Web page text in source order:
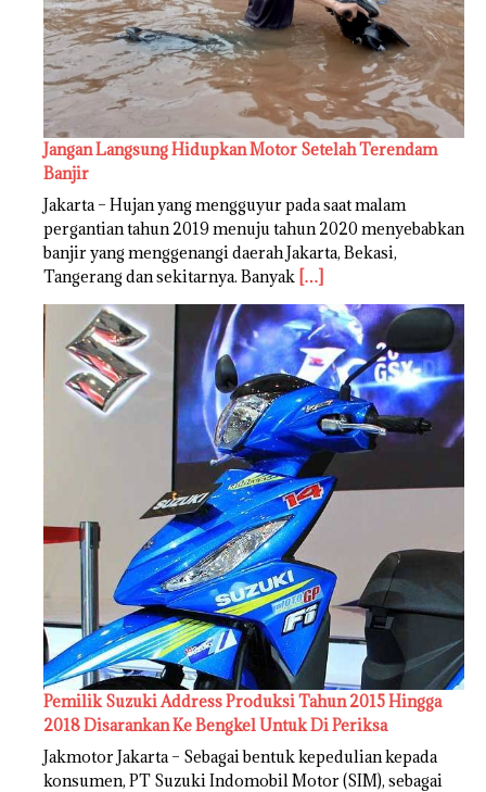
Jangan Langsung Hidupkan Motor Setelah Terendam
Banjir
Jakarta – Hujan yang mengguyur pada saat malam
pergantian tahun 2019 menuju tahun 2020 menyebabkan
banjir yang menggenangi daerah Jakarta, Bekasi,
Tangerang dan sekitarnya. Banyak […]
Pemilik Suzuki Address Produksi Tahun 2015 Hingga
2018 Disarankan Ke Bengkel Untuk Di Periksa
Jakmotor Jakarta – Sebagai bentuk kepedulian kepada
konsumen, PT Suzuki Indomobil Motor (SIM), sebagai